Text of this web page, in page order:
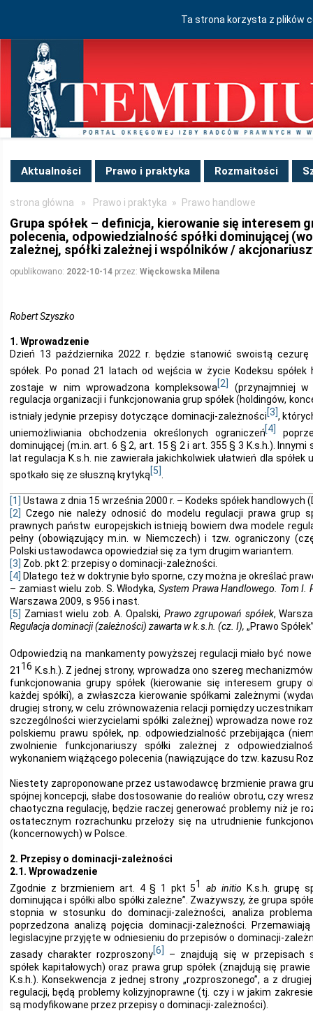
Ta strona korzysta z plików
Aktualności Prawo i praktyka Rozmaitości
strona główna » Prawo i praktyka » Prawo handlowe
Grupa spółek – definicja, kierowanie się interesem
polecenia, odpowiedzialność spółki dominującej
zależnej, spółki zależnej i wspólników /
opublikowano: 2022-10-14 przez: Więckowska Milena
Robert Szyszko
1. Wprowadzenie
Dzień 13 października 2022 r. będzie stanowić swoistą
spółek. Po ponad 21 latach od wejścia w życie Kodeksu spółek
zostaje w nim wprowadzona kompleksowa[2]
(przynajmniej w
regulacja organizacji i funkcjonowania grup spółek (holdingów,
istniały jedynie przepisy dotyczące dominacji-zależności[3],
uniemożliwiania obchodzenia określonych ograniczeń[4]
dominującej (m.in. art. 6 § 2, art. 15 § 2 i art. 355 § 3 K.s.h.). Innymi
lat regulacja K.s.h. nie zawierała jakichkolwiek ułatwień dla
spotkało się ze słuszną krytyką[5]
[1] Ustawa z dnia 15 września 2000 r. – Kodeks spółek handlowych
[2] Czego nie należy odnosić do modelu regulacji prawa grup
prawnych państw europejskich istnieją bowiem dwa modele
pełny (obowiązujący m.in. w Niemczech) i tzw. ograniczony
Polski ustawodawca opowiedział się za tym drugim wariantem.
[3] Zob. pkt 2: przepisy o dominacji-zależności.
[4] Dlatego też w doktrynie było sporne, czy można je określać
– zamiast wielu zob. S. Włodyka, System Prawa Handlowego. Tom I.
Warszawa 2009, s 956 i nast.
[5] Zamiast wielu zob. A. Opalski, Prawo zgrupowań spółek,
Regulacja dominacji (zależności) zawarta w k.s.h. (cz. I), „Prawo
Odpowiedzią na mankamenty powyższej regulacji miało być
21 16 K.s.h.). Z jednej strony, wprowadza ono szereg
funkcjonowania grupy spółek (kierowanie się interesem grupy
każdej spółki), a zwłaszcza kierowanie spółkami zależnymi
drugiej strony, w celu zrównoważenia relacji pomiędzy
szczególności wierzycielami spółki zależnej) wprowadza nowe
polskiemu prawu spółek, np. odpowiedzialność przebijająca
zwolnienie funkcjonariuszy spółki zależnej z
wykonaniem wiążącego polecenia (nawiązujące do tzw. kazusu
Niestety zaproponowane przez ustawodawcę brzmienie prawa
spójnej koncepcji, słabe dostosowanie do realiów obrotu, czy
chaotyczna regulację, będzie raczej generować problemy niż je
ostatecznym rozrachunku przełoży się na utrudnienie
(koncernowych) w Polsce.
2. Przepisy o dominacji-zależności
2.1. Wprowadzenie
Zgodnie z brzmieniem art. 4 § 1 pkt 51 ab initio K.s.h. grupę
dominująca i spółki albo spółki zależne”. Zważywszy, że grupa
stopnia w stosunku do dominacji-zależności, analiza
poprzedzona analizą pojęcia dominacji-zależności.
legislacyjne przyjęte w odniesieniu do przepisów o dominacji-
zasady charakter rozproszony[6]
– znajdują się w przepisach
spółek kapitałowych) oraz prawa grup spółek (znajdują się
K.s.h.). Konsekwencja z jednej strony „rozproszonego”, a z
regulacji, będą problemy kolizyjnoprawne (tj. czy i w jakim
są modyfikowane przez przepisy o dominacji-zależności).